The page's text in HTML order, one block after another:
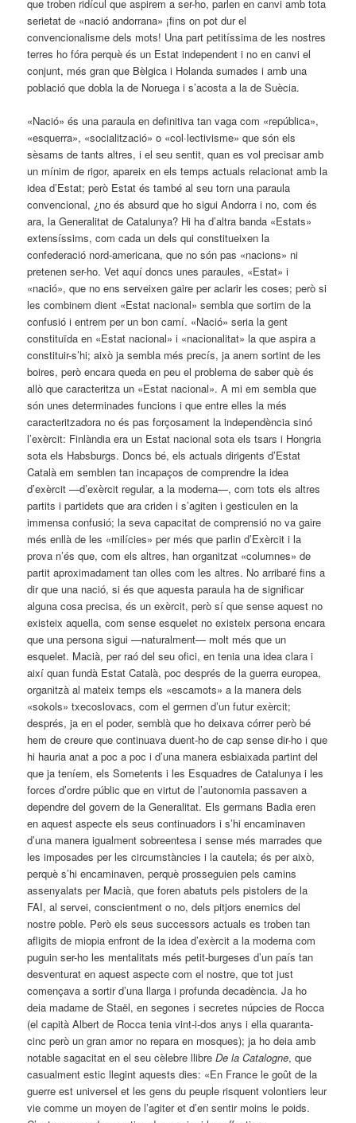
que troben ridícul que aspirem a ser-ho, parlen en canvi amb tota
serietat de «nació andorrana» ¡fins on pot dur el
convencionalisme dels mots! Una part petitíssima de les nostres
terres ho fóra perquè és un Estat independent i no en canvi el
conjunt, més gran que Bèlgica i Holanda sumades i amb una
població que dobla la de Norue­ga i s’acosta a la de Suècia.
«Nació» és una paraula en definitiva tan vaga com «república»,
«esquerra», «socialització» o «col·lectivisme» que són els
sèsams de tants altres, i el seu sentit, quan es vol precisar amb
un mínim de rigor, apareix en els temps actuals relacionat amb la
idea d’Estat; però Estat és també al seu torn una paraula
convencional, ¿no és absurd que ho sigui Andorra i no, com és
ara, la Generalitat de Catalunya? Hi ha d’altra banda «Estats»
extensíssims, com cada un dels qui constitueixen la
confederació nord-americana, que no són pas «nacions» ni
pretenen ser-ho. Vet aquí doncs unes paraules, «Estat» i
«nació», que no ens serveixen gaire per aclarir les coses; però si
les combinem dient «Estat nacional» sembla que sortim de la
confusió i entrem per un bon camí. «Nació» seria la gent
constituïda en «Estat nacional» i «nacionalitat» la que aspira a
constituir-s’hi; això ja sembla més precís, ja anem sortint de les
boires, però encara queda en peu el problema de saber què és
allò que caracteritza un «Estat nacional». A mi em sembla que
són unes determinades funcions i que entre elles la més
caracteritzadora no és pas forçosament la independència sinó
l’exèrcit: Finlàndia era un Estat nacional sota els tsars i Hongria
sota els Habsburgs. Doncs bé, els actuals dirigents d’Estat
Català em semblen tan incapaços de comprendre la idea
d’exèrcit —d’exèrcit regular, a la moderna—, com tots els altres
partits i partidets que ara criden i s’agiten i gesticulen en la
immensa confusió; la seva capacitat de comprensió no va gaire
més enllà de les «milícies» per més que parlin d’Exèrcit i la
prova n’és que, com els altres, han organitzat «columnes» de
partit aproximadament tan olles com les altres. No arribaré fins a
dir que una nació, si és que aquesta paraula ha de significar
alguna cosa precisa, és un exèrcit, però sí que sense aquest no
existeix aquella, com sense esquelet no existeix persona encara
que una persona sigui —naturalment— molt més que un
esquelet. Macià, per raó del seu ofici, en tenia una idea clara i
així quan fundà Estat Català, poc després de la guerra europea,
organitzà al mateix temps els «escamots» a la manera dels
«sokols» txecoslovacs, com el germen d’un futur exèrcit;
després, ja en el poder, semblà que ho deixava córrer però bé
hem de creure que continuava duent-ho de cap sense dir-ho i que
hi hauria anat a poc a poc i d’una manera esbiaixada partint del
que ja teníem, els Sometents i les Esquadres de Catalunya i les
forces d’ordre públic que en virtut de l’autonomia passaven a
dependre del govern de la Generalitat. Els germans Badia eren
en aquest aspecte els seus continuadors i s’hi encaminaven
d’una manera igualment sobreentesa i sense més marrades que
les imposades per les circumstàncies i la cautela; és per això,
perquè s’hi encaminaven, perquè prosseguien pels camins
assenyalats per Macià, que foren abatuts pels pistolers de la
FAI, al servei, conscientment o no, dels pitjors enemics del
nostre poble. Però els seus successors actuals es troben tan
afligits de miopia enfront de la idea d’exèrcit a la moderna com
puguin ser-ho les mentalitats més petit-burgeses d’un país tan
desventurat en aquest aspecte com el nostre, que tot just
començava a sortir d’una llarga i profunda decadència. Ja ho
deia madame de Staël, en segones i secretes núpcies de Rocca
(el capità Albert de Rocca tenia vint-i-dos anys i ella quaranta-
cinc però un gran amor no repara en mosques); ja ho deia amb
notable sagacitat en el seu cèlebre llibreDe la Catalogne, que
casualment estic llegint aquests dies: «En France le goût de la
guerre est universel et les gens du peuple risquent volontiers leur
vie comme un moyen de l’agiter et d’en sentir moins le poids.